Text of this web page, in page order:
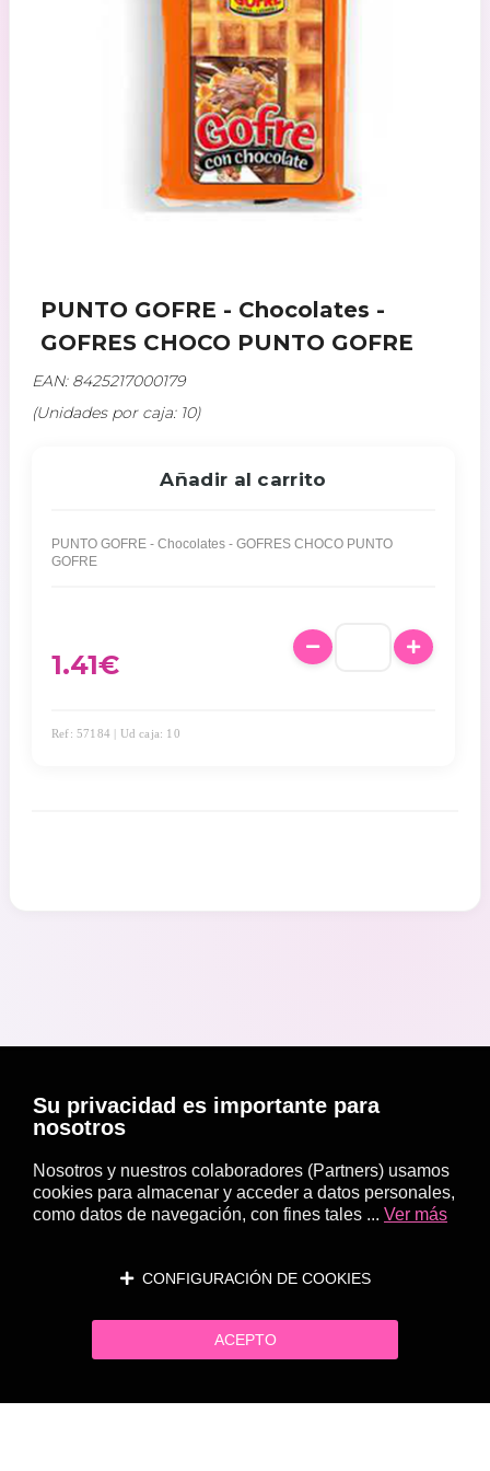
PUNTO GOFRE - Chocolates -
GOFRES CHOCO PUNTO GOFRE
EAN: 8425217000179
(Unidades por caja: 10)
Añadir al carrito
PUNTO GOFRE - Chocolates - GOFRES CHOCO PUNTO
GOFRE
1.41€
Ref: 57184 | Ud caja: 10
Su privacidad es importante para
nosotros
Nosotros y nuestros colaboradores (Partners) usamos
cookies para almacenar y acceder a datos personales,
como datos de navegación, con fines tales ... Ver más
CONFIGURACIÓN DE COOKIES
ACEPTO